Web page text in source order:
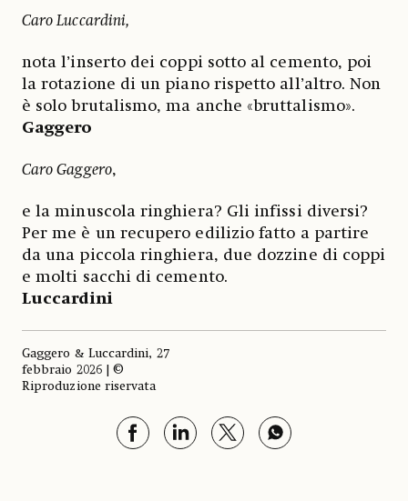
Caro Luccardini,
nota l’inserto dei coppi sotto al cemento, poi
la rotazione di un piano rispetto all’altro. Non
è solo brutalismo, ma anche «bruttalismo».
Gaggero
Caro Gaggero,
e la minuscola ringhiera? Gli infissi diversi?
Per me è un recupero edilizio fatto a partire
da una piccola ringhiera, due dozzine di coppi
e molti sacchi di cemento.
Luccardini
Gaggero & Luccardini, 27
febbraio 2026 | ©
Riproduzione riservata